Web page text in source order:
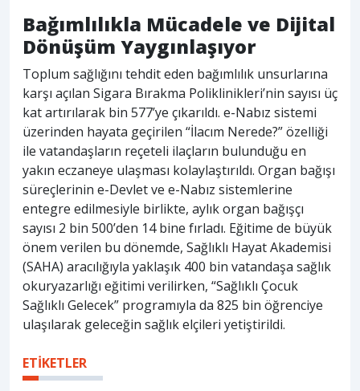
Bağımlılıkla Mücadele ve Dijital
Dönüşüm Yaygınlaşıyor
Toplum sağlığını tehdit eden bağımlılık unsurlarına
karşı açılan Sigara Bırakma Poliklinikleri’nin sayısı üç
kat artırılarak bin 577’ye çıkarıldı. e-Nabız sistemi
üzerinden hayata geçirilen “İlacım Nerede?” özelliği
ile vatandaşların reçeteli ilaçların bulunduğu en
yakın eczaneye ulaşması kolaylaştırıldı. Organ bağışı
süreçlerinin e-Devlet ve e-Nabız sistemlerine
entegre edilmesiyle birlikte, aylık organ bağışçı
sayısı 2 bin 500’den 14 bine fırladı. Eğitime de büyük
önem verilen bu dönemde, Sağlıklı Hayat Akademisi
(SAHA) aracılığıyla yaklaşık 400 bin vatandaşa sağlık
okuryazarlığı eğitimi verilirken, “Sağlıklı Çocuk
Sağlıklı Gelecek” programıyla da 825 bin öğrenciye
ulaşılarak geleceğin sağlık elçileri yetiştirildi.
ETİKETLER